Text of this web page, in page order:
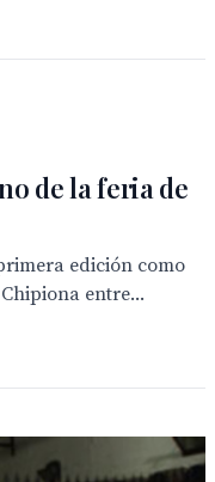
de la feria de
edición como
entre...